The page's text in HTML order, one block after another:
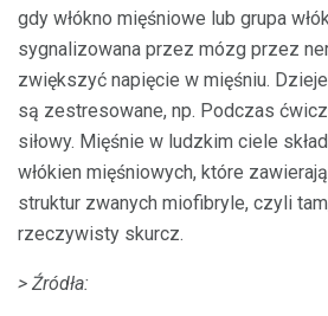
gdy włókno mięśniowe lub grupa
sygnalizowana przez mózg przez
zwiększyć napięcie w mięśniu.
są zestresowane, np. Podczas
siłowy. Mięśnie w ludzkim ciele
włókien mięśniowych, które
struktur zwanych miofibryle, czyli
rzeczywisty skurcz.
> Źródła: